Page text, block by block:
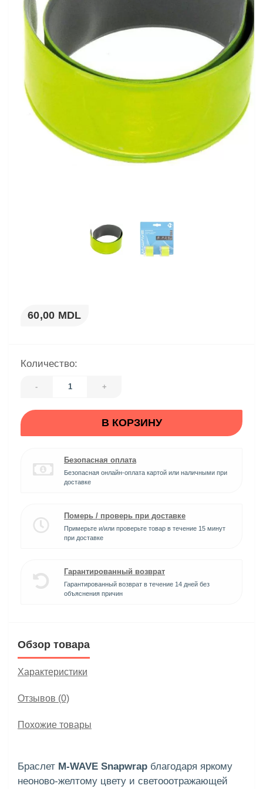
60,00 MDL
Количество:
- +
В КОРЗИНУ
Безопасная оплата
Безопасная онлайн-оплата картой или наличными при
доставке
Померь / проверь при доставке
Примерьте и/или проверьте товар в течение 15 минут
при доставке
Гарантированный возврат
Гарантированный возврат в течение 14 дней без
объяснения причин
Обзор товара
Характеристики
Отзывов (0)
Похожие товары
Браслет M-WAVE Snapwrap благодаря яркому
неоново-желтому цвету и светооотражающей